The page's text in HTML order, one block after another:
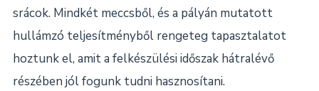
srácok. Mindkét meccsből, és a pályán mutatott
hullámzó teljesítményből rengeteg tapasztalatot
hoztunk el, amit a felkészülési időszak hátralévő
részében jól fogunk tudni hasznosítani.